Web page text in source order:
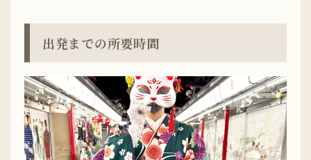
出発までの所要時間